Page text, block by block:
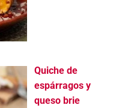
Quiche de
espárragos y
queso brie